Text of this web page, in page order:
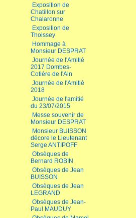
Exposition de
Chatillon sur
Chalaronne
Exposition de
Thoissey
Hommage à
Monsieur DESPRAT
Journée de l'Amitié
2017 Dombes-
Cotière de l'Ain
Journée de l'Amitié
2018
Journée de l'amitié
du 23/07/2015
Messe souvenir de
Monsieur DESPRAT
Monsieur BUISSON
décore le Lieutenant
Serge ANTIPOFF
Obsèques de
Bernard ROBIN
Obsèques de Jean
BUISSON
Obsèques de Jean
LEGRAND
Obsèques de Jean-
Paul MAUDUY